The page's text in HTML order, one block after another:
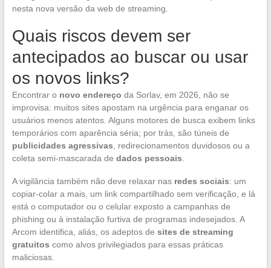
nesta nova versão da web de streaming.
Quais riscos devem ser
antecipados ao buscar ou usar
os novos links?
Encontrar o novo endereço da Sorlav, em 2026, não se
improvisa: muitos sites apostam na urgência para enganar os
usuários menos atentos. Alguns motores de busca exibem links
temporários com aparência séria; por trás, são túneis de
publicidades agressivas , redirecionamentos duvidosos ou a
coleta semi-mascarada de dados pessoais
A vigilância também não deve relaxar nas redes sociais: um
copiar-colar a mais, um link compartilhado sem verificação, e lá
está o computador ou o celular exposto a campanhas de
phishing ou à instalação furtiva de programas indesejados. A
Arcom identifica, aliás, os adeptos de sites de streaming
gratuitos como alvos privilegiados para essas práticas
maliciosas.